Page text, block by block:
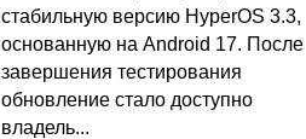
стабильную версию HyperOS 3.3,
основанную на Android 17. После
завершения тестирования
обновление стало доступно
владель...